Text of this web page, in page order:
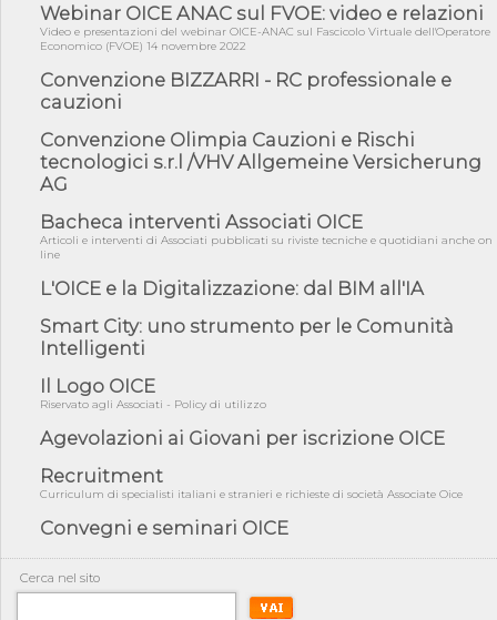
06/08/26 - DDL delegazione europea in Cdm per recepimento
norme UE in m...
fiducia...
05/08/26 - Anac: pubblicata la Relazione illustrativa al Bando tipo
2 s...
05/08/26 - SAVE THE DATE: Assemblea Pubblica Confindustria
Professioni ...
05/08/26 - Successo OICE per il bando della Città metropolitana
di Reg...
Campa...
04/08/26 - DL PA: previste cancellazioni da elenchi professionisti
per ...
04/08/26 - International Sustainable Buildings Competition -
impugnar...
penali per ...
04/08/26 - CdS: partecipazione alla gara non equivale ad
acquiescenza r...
04/08/26 - DL Infrastrutture approvato alla Camera, passa ora al
Webinar OICE ANAC sul FVOE: video e relazioni
Video e presentazioni del webinar OICE-ANAC sul Fascicolo Virtuale dell'Operatore
Economico (FVOE) 14 novembre 2022
Convenzione BIZZARRI - RC professionale e
cauzioni
Convenzione Olimpia Cauzioni e Rischi
tecnologici s.r.l /VHV Allgemeine Versicherung
AG
Bacheca interventi Associati OICE
Articoli e interventi di Associati pubblicati su riviste tecniche e quotidiani anche on
line
L'OICE e la Digitalizzazione: dal BIM all'IA
Smart City: uno strumento per le Comunità
Intelligenti
Il Logo OICE
Riservato agli Associati - Policy di utilizzo
Agevolazioni ai Giovani per iscrizione OICE
Recruitment
Curriculum di specialisti italiani e stranieri e richieste di società Associate Oice
Convegni e seminari OICE
Cerca nel sito